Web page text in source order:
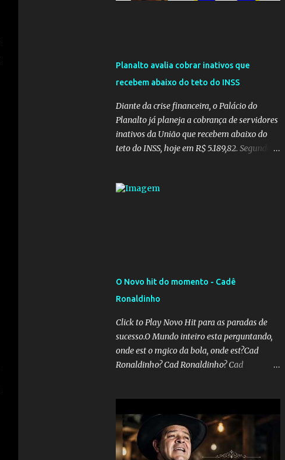
Planalto avalia cobrar inativos que
recebem abaixo do teto do INSS
Diante da crise financeira, o Palácio do
Planalto já planeja a cobrança de servidores
inativos da União que recebem abaixo do
teto do INSS, hoje em R$ 5.189,82. Segundo
inativos que recebem além do teto.
também está sendo analisada pelos
recolhimento. Nesse caso, seriam atingidos
os inativos da União e dos estados.
Atualmente, o teto do INSS é de R$ 5.189,82
O Novo hit do momento - Cadê
Ronaldinho
Click to Play Novo Hit para as paradas de
sucesso.O Mundo inteiro esta perguntando,
onde est o mgico da bola, onde est?Cad
Ronaldinho? Cad Ronaldinho? Cad